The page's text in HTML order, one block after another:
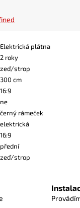
Elektrická plátna
2 roky
zeď/strop
300 cm
16:9
ne
černý rámeček
elektrická
16:9
přední
zeď/strop